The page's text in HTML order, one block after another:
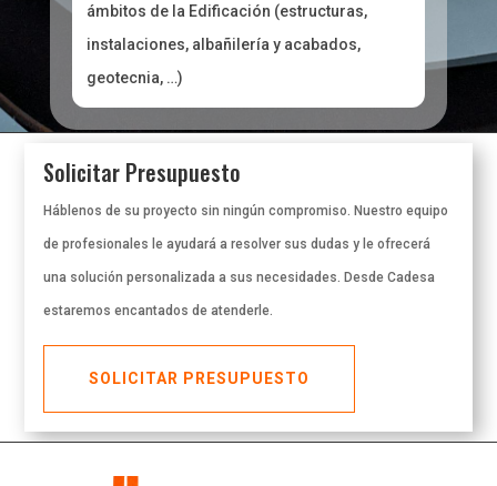
ámbitos de la Edificación (estructuras,
instalaciones, albañilería y acabados,
geotecnia, …)
Solicitar Presupuesto
Háblenos de su proyecto sin ningún compromiso. Nuestro equipo
de profesionales le ayudará a resolver sus dudas y le ofrecerá
una solución personalizada a sus necesidades. Desde Cadesa
estaremos encantados de atenderle.
SOLICITAR PRESUPUESTO